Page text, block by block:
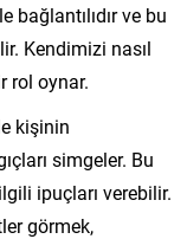
bağlantılıdır ve bu
Kendimizi nasıl
rol oynar.
kişinin
simgeler. Bu
ipuçları verebilir.
görmek,